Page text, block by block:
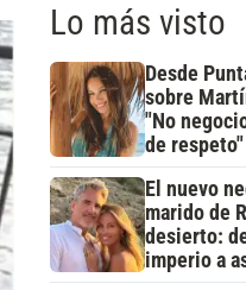
Lo más visto
Desde
sobre
"No
de respeto"
El nuevo
marido de
desierto:
imperio a